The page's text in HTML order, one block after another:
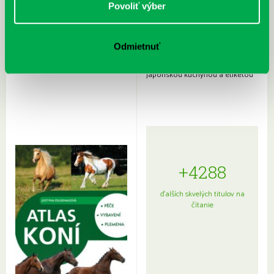
Povoliť výber
Odmietnuť
Rudź, Przemyslaw: Atlas hviezd:
Hardy, Paula: Japonsko na tanieri:
japonskou kuchyňou a etiketou
+4288
ďalších skvelých titulov na
čítanie